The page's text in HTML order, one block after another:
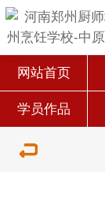
网站首页
学员作品